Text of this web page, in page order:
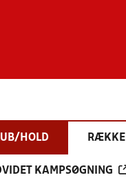
HOLD RÆKKE
KAMPSØGNING